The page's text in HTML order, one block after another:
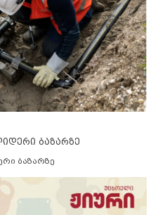
ბაზარზე
ბაზარზე